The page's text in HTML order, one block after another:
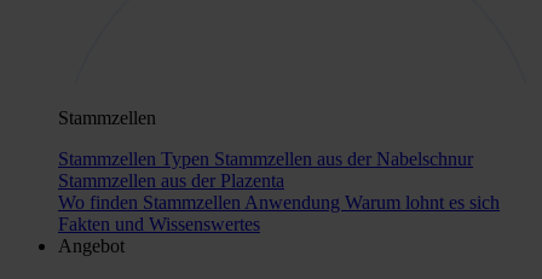
Stammzellen
Stammzellen Typen Stammzellen aus der Nabelschnur
Stammzellen aus der Plazenta
Wo finden Stammzellen Anwendung Warum lohnt es sich
Fakten und Wissenswertes
Angebot